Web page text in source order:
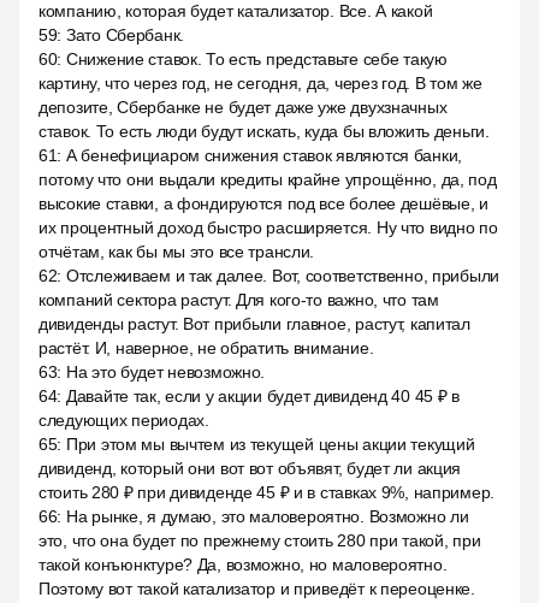
компанию, которая будет катализатор. Все. А какой
59: Зато Сбербанк.
60: Снижение ставок. То есть представьте себе такую
картину, что через год, не сегодня, да, через год. В том же
депозите, Сбербанке не будет даже уже двухзначных
ставок. То есть люди будут искать, куда бы вложить деньги.
61: А бенефициаром снижения ставок являются банки,
потому что они выдали кредиты крайне упрощённо, да, под
высокие ставки, а фондируются под все более дешёвые, и
их процентный доход быстро расширяется. Ну что видно по
отчётам, как бы мы это все трансли.
62: Отслеживаем и так далее. Вот, соответственно, прибыли
компаний сектора растут. Для кого-то важно, что там
дивиденды растут. Вот прибыли главное, растут, капитал
растёт. И, наверное, не обратить внимание.
63: На это будет невозможно.
64: Давайте так, если у акции будет дивиденд 40 45 ₽ в
следующих периодах.
65: При этом мы вычтем из текущей цены акции текущий
дивиденд, который они вот вот объявят, будет ли акция
стоить 280 ₽ при дивиденде 45 ₽ и в ставках 9%, например.
66: На рынке, я думаю, это маловероятно. Возможно ли
это, что она будет по прежнему стоить 280 при такой, при
такой конъюнктуре? Да, возможно, но маловероятно.
Поэтому вот такой катализатор и приведёт к переоценке.